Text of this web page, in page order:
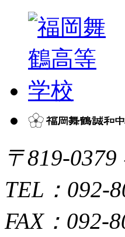
〒819-
TEL：092-
FAX：092-